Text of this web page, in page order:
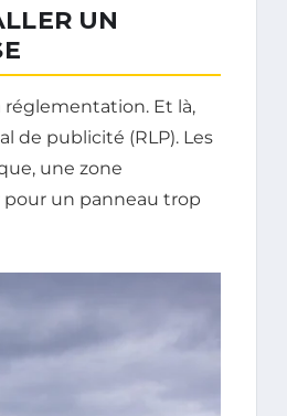
UN
Et là,
de publicité (RLP). Les
une zone
pour un panneau trop